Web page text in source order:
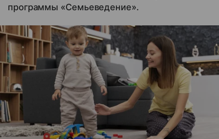
программы «Семьеведение».